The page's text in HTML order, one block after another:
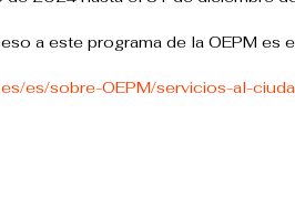
a este programa de la OEPM es
es/sobre-OEPM/servicios-al-